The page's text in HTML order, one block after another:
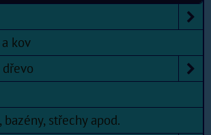
kov
bazény, střechy apod.